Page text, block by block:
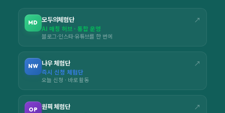
MD 모두의체험단 ↗
AI 매칭 허브 · 통합 운영
블로그·인스타·유튜브를 한 번에
NW 나우 체험단 ↗
즉시 신청 체험단
오늘 신청 · 바로 활동
OP 원픽 체험단 ↗